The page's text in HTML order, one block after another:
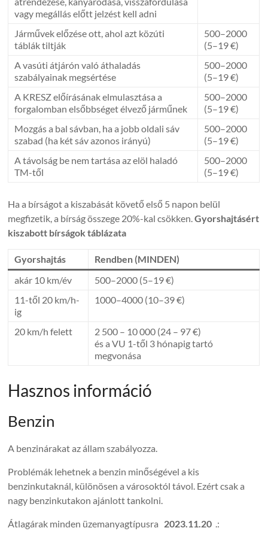
vagy megállás előtt jelzést kell adni
Járművek előzése ott, ahol azt közúti
táblák tiltják
500–2000
(5–19 €)
A vasúti átjárón való áthaladás
szabályainak megsértése
500–2000
(5–19 €)
A KRESZ előírásának elmulasztása a
forgalomban elsőbbséget élvező járműnek
500–2000
(5–19 €)
Mozgás a bal sávban, ha a jobb oldali sáv
szabad (ha két sáv azonos irányú)
500–2000
(5–19 €)
A távolság be nem tartása az elöl haladó
TM-től
500–2000
(5–19 €)
Ha a bírságot a kiszabását követő első 5 napon belül
megfizetik, a bírság összege 20%-kal csökken.Gyorshajtásért
kiszabott bírságok táblázata
Gyorshajtás
Rendben (MINDEN)
akár 10 km/év
500–2000 (5–19 €)
11-től 20 km/h-
ig
1000–4000 (10–39 €)
20 km/h felett
2 500 – 10 000 (24 – 97 €)
és a VU 1-től 3 hónapig tartó
megvonása
Hasznos információ
Benzin
A benzinárakat az állam szabályozza.
Problémák lehetnek a benzin minőségével a kis
benzinkutaknál, különösen a városoktól távol. Ezért csak a
nagy benzinkutakon ajánlott tankolni.
Átlagárak minden üzemanyagtípusra 2023.11.20 .: